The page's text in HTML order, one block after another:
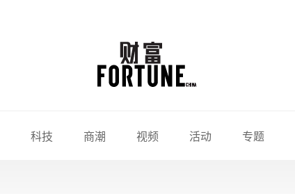
科技 商潮 视频 活动 专题